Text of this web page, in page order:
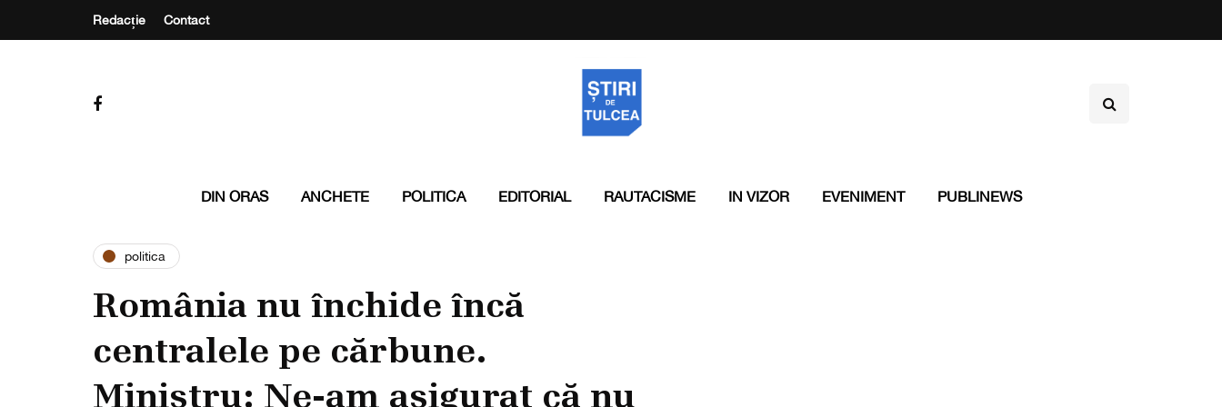
Redacție Contact
DIN ORAS ANCHETE POLITICA EDITORIAL RAUTACISME IN VIZOR EVENIMENT PUBLINEWS
politica
România nu închide încă
centralele pe cărbune.
Ministru: Ne-am asigurat că nu